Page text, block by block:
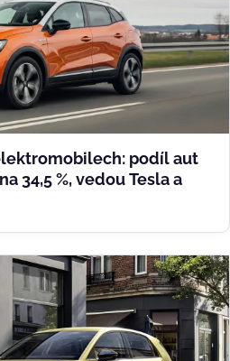
podíl aut
34,5 %, vedou Tesla a